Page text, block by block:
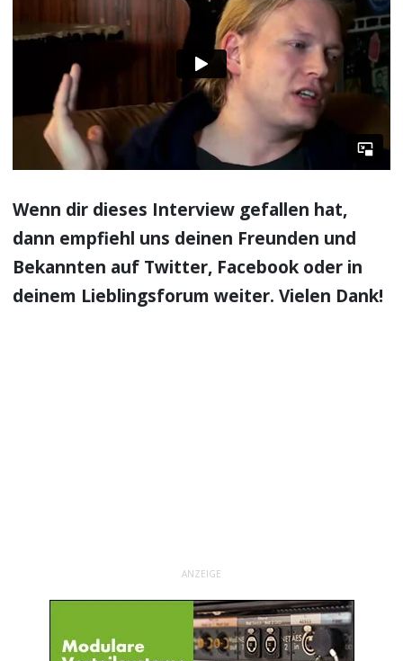
Wenn dir dieses Interview gefallen hat,
dann empfiehl uns deinen Freunden und
Bekannten auf Twitter, Facebook oder in
deinem Lieblingsforum weiter. Vielen Dank!
ANZEIGE